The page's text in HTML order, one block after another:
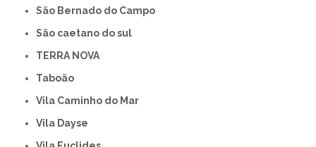
São Bernado do Campo
São caetano do sul
TERRA NOVA
Taboão
Vila Caminho do Mar
Vila Dayse